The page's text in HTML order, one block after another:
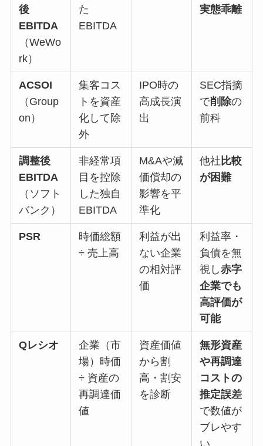
後
EBITDA
（WeWo
rk）
た
EBITDA
実態乖離
ACSOI
（Group
on）
集客コス
トを資産
化して除
外
IPO時の
高成長演
出
SEC指摘
で削除の
前科
調整後
EBITDA
（ソフト
バンク）
非経常項
目を控除
した独自
EBITDA
M&Aや減
価償却の
影響を平
準化
他社 比較
が困難
PSR
時価総額
÷ 売上高
利益が出
ない企業
の相対評
価
利益率・
負債を無
視し赤字
企業でも
高評価が
可能
Qレシオ
企業（市
場）時価
÷ 資産の
再調達価
値
資産価値
から割
高・割安
を診断
無形資産
や再調達
コストの
推定誤差
で数値が
ブレやす